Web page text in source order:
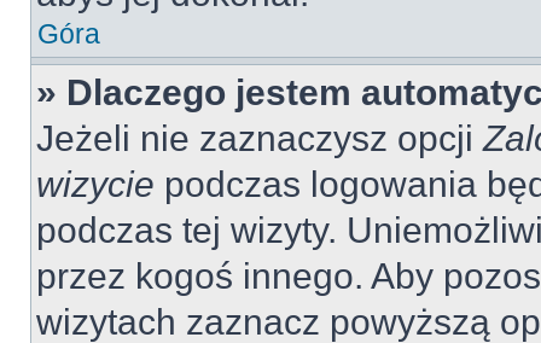
Góra
» Dlaczego jestem
Jeżeli nie zaznaczysz opcji
wizycie podczas logowania
podczas tej wizyty.
przez kogoś innego. Aby
wizytach zaznacz powyższą